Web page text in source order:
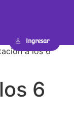
Ingresar
a los 6
6